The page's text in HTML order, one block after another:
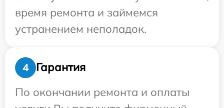
время ремонта и займемся
устранением неполадок.
4
Гарантия
По окончании ремонта и оплаты